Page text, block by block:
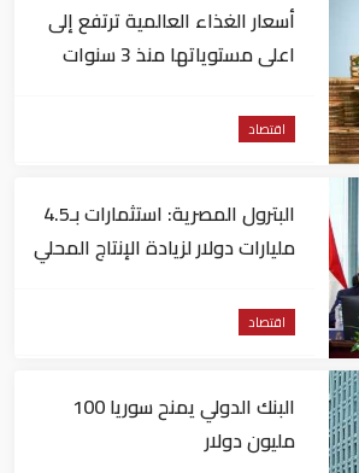
أسعار الغذاء العالمية ترتفع إلى
اعلى مستوياتها منذ 3 سنوات
اقتصاد
البترول المصرية: استثمارات بـ4.5
مليارات دولار لزيادة الإنتاج المحلي
اقتصاد
البنك الدولي يمنح سوريا 100
مليون دولار